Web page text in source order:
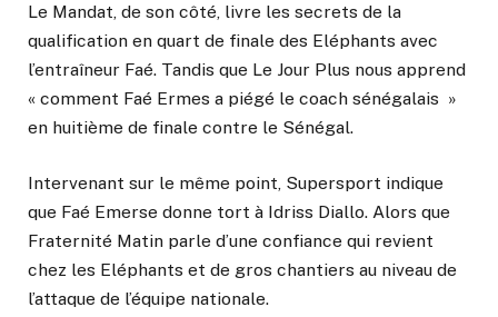
Le Mandat, de son côté, livre les secrets de la
qualification en quart de finale des Eléphants avec
l’entraîneur Faé. Tandis que Le Jour Plus nous apprend
« comment Faé Ermes a piégé le coach sénégalais »
en huitième de finale contre le Sénégal.
Intervenant sur le même point, Supersport indique
que Faé Emerse donne tort à Idriss Diallo. Alors que
Fraternité Matin parle d’une confiance qui revient
chez les Eléphants et de gros chantiers au niveau de
l’attaque de l’équipe nationale.